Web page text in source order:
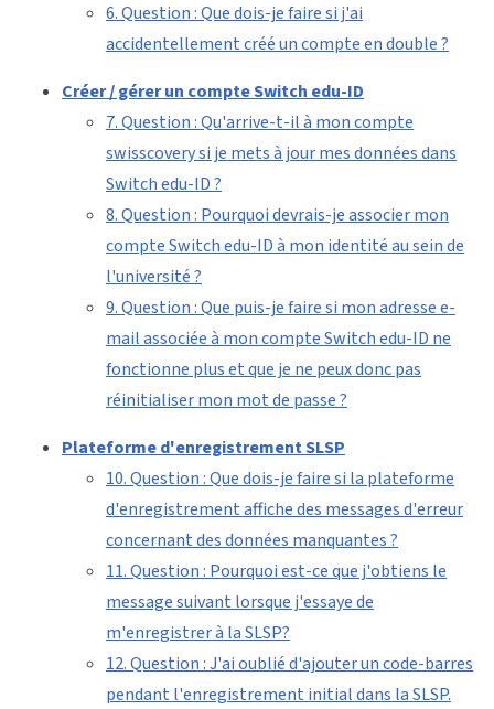
6. Question : Que dois-je faire si j'ai
accidentellement créé un compte en double ?
Créer / gérer un compte Switch edu-ID
7. Question : Qu'arrive-t-il à mon compte
swisscovery si je mets à jour mes données dans
Switch edu-ID ?
8. Question : Pourquoi devrais-je associer mon
compte Switch edu-ID à mon identité au sein de
l'université ?
9. Question : Que puis-je faire si mon adresse e-
mail associée à mon compte Switch edu-ID ne
fonctionne plus et que je ne peux donc pas
réinitialiser mon mot de passe ?
Plateforme d'enregistrement SLSP
10. Question : Que dois-je faire si la plateforme
d'enregistrement affiche des messages d'erreur
concernant des données manquantes ?
11. Question : Pourquoi est-ce que j'obtiens le
message suivant lorsque j'essaye de
m'enregistrer à la SLSP?
12. Question : J'ai oublié d'ajouter un code-barres
pendant l'enregistrement initial dans la SLSP.